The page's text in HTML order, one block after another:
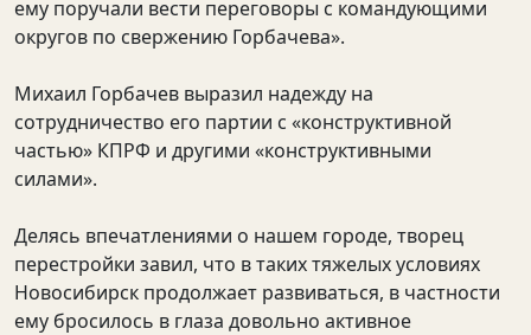
ему поручали вести переговоры с командующими
округов по свержению Горбачева».
Михаил Горбачев выразил надежду на
сотрудничество его партии с «конструктивной
частью» КПРФ и другими «конструктивными
силами».
Делясь впечатлениями о нашем городе, творец
перестройки завил, что в таких тяжелых условиях
Новосибирск продолжает развиваться, в частности
ему бросилось в глаза довольно активное